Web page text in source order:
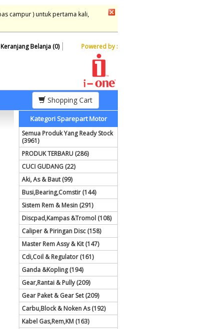
campur ) untuk pertama kali,
Keranjang Belanja (0) Powered by :
Shopping Cart
Kategori Sparepart Motor
Semua Produk Yang Ready Stock
(3961)
PRODUK TERBARU (286)
CUCI GUDANG (22)
Aki, As & Baut (99)
Busi,Bearing,Comstir (144)
Sistem Rem & Mesin (291)
Discpad,Kampas &Tromol (108)
Caliper & Piringan Disc (158)
Master Rem Assy & Kit (147)
Cdi,Coil & Regulator (161)
Ganda &Kopling (194)
Gear,Rantai & Pully (209)
Gear Paket & Gear Set (209)
Carbu,Block & Noken As (192)
Kabel Gas,Rem,KM (163)